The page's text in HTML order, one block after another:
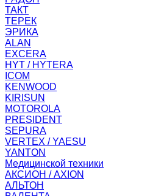
ТАКТ
ТЕРЕК
ЭРИКА
ALAN
EXCERA
HYT / HYTERA
ICOM
KENWOOD
KIRISUN
MOTOROLA
PRESIDENT
SEPURA
VERTEX / YAESU
YANTON
Медицинской техники
АКСИОН / AXION
АЛЬТОН